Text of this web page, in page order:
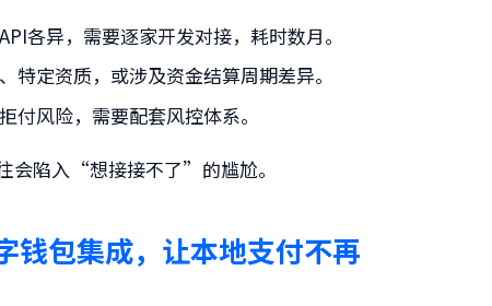
各异，需要逐家开发对接，耗时数月。
特定资质，或涉及资金结算周期差异。
付风险，需要配套风控体系。
会陷入“想接接不了”的尴尬。
钱包集成，让本地支付不再